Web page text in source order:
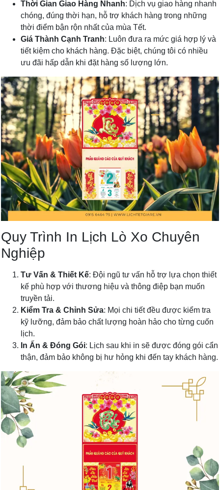
Thời Gian Giao Hàng Nhanh: Dịch vụ giao hàng nhanh
chóng, đúng thời hạn, hỗ trợ khách hàng trong những
thời điểm bận rộn nhất của mùa Tết.
Giá Thành Cạnh Tranh: Luôn đưa ra mức giá hợp lý và
tiết kiệm cho khách hàng. Đặc biệt, chúng tôi có nhiều
ưu đãi hấp dẫn khi đặt hàng số lượng lớn.
Quy Trình In Lịch Lò Xo Chuyên
Nghiệp
Tư Vấn & Thiết Kế: Đội ngũ tư vấn hỗ trợ lựa chọn thiết
kế phù hợp với thương hiệu và thông điệp bạn muốn
truyền tải.
Kiểm Tra & Chỉnh Sửa: Mọi chi tiết đều được kiểm tra
kỹ lưỡng, đảm bảo chất lượng hoàn hảo cho từng cuốn
lịch.
In Ấn & Đóng Gói: Lịch sau khi in sẽ được đóng gói cẩn
thận, đảm bảo không bị hư hỏng khi đến tay khách hàng.